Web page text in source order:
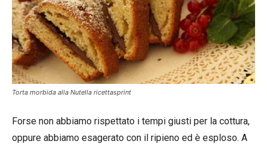
Torta morbida alla Nutella ricettasprint
Forse non abbiamo rispettato i tempi giusti per la cottura,
oppure abbiamo esagerato con il ripieno ed è esploso. A